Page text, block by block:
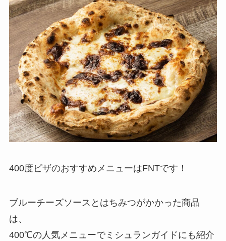
400度ピザのおすすめメニューはFNTです！
ブルーチーズソースとはちみつがかかった商品
は、
400℃の人気メニューでミシュランガイドにも紹介